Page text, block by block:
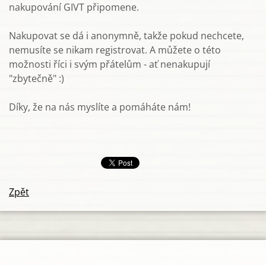
nakupování GIVT připomene.
Nakupovat se dá i anonymně, takže pokud nechcete,
nemusíte se nikam registrovat. A můžete o této
možnosti říci i svým přátelům - ať nenakupují
"zbytečně" :)
Díky, že na nás myslíte a pomáháte nám!
Zpět